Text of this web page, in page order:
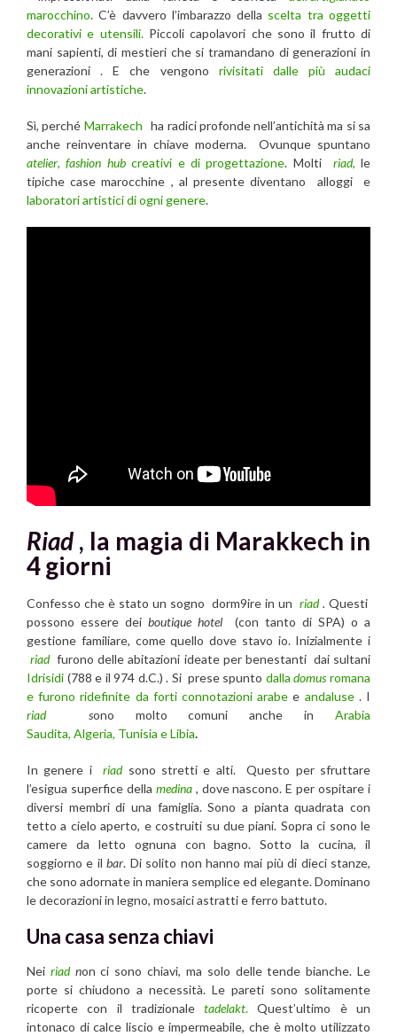
marocchino. C’è davvero l’imbarazzo della scelta tra oggetti
decorativi e utensili.Piccoli capolavori che sono il frutto di
mani sapienti, di mestieri che si tramandano di generazioni in
generazioni . E che vengono rivisitati dalle più audaci
innovazioni artistiche.
Sì, perché Marrakech ha radici profonde nell’antichità ma si sa
anche reinventare in chiave moderna. Ovunque spuntano
atelier,fashion hubcreativi e di progettazione. Molti riad, le
tipiche case marocchine , al presente diventano
alloggi e
laboratori artistici di ogni genere.
Riad , la magia di Marakkech in
4 giorni
Confesso che è stato un sogno dorm9ire in un riad. Questi
possono essere dei boutique hotel (con tanto di SPA) o a
gestione familiare, come quello dove stavo io. Inizialmente i
riadfurono delle abitazioni ideate per benestanti dai sultani
Idrisidi (788 e il 974 d.C.) . Si prese spunto dalladomusromana
e furono ridefinite da forti connotazioni arabe e andaluse. I
riadsono molto comuni anche inArabia
Saudita, Algeria, Tunisia e Libia.
In genere i riadsono stretti e alti. Questo per sfruttare
l’esigua superfice della medina, dove nascono. E per ospitare i
diversi membri di una famiglia. Sono a pianta quadrata con
tetto a cielo aperto, e costruiti su due piani. Sopra ci sono le
camere da letto ognuna con bagno. Sotto la cucina, il
soggiorno e ilbar. Di solito non hanno mai più di dieci stanze,
che sono adornate in maniera semplice ed elegante. Dominano
le decorazioni in legno, mosaici astratti e ferro battuto.
Una casa senza chiavi
Nei riadnon ci sono chiavi, ma solo delle tende bianche. Le
porte si chiudono a necessità. Le pareti sono solitamente
ricoperte con il tradizionaletadelakt. Quest’ultimo è un
intonaco di calce liscio e impermeabile, che è molto utilizzato